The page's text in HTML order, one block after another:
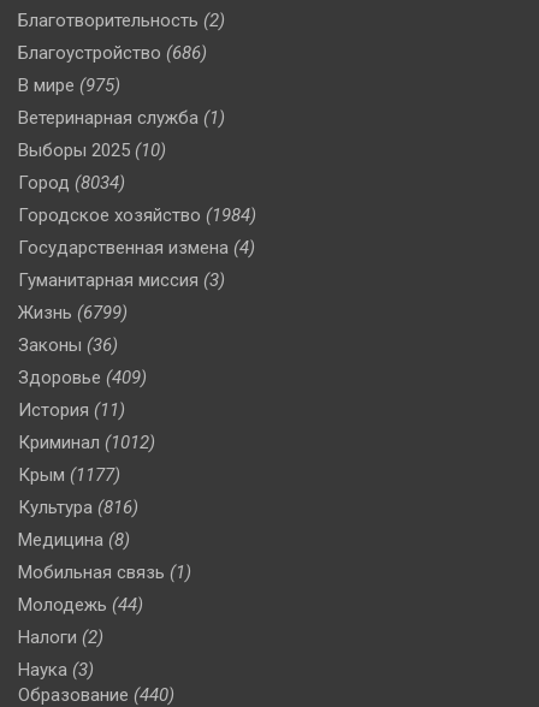
Благотворительность (2)
Благоустройство (686)
В мире (975)
Ветеринарная служба (1)
Выборы 2025 (10)
Город (8034)
Городское хозяйство (1984)
Государственная измена (4)
Гуманитарная миссия (3)
Жизнь (6799)
Законы (36)
Здоровье (409)
История (11)
Криминал (1012)
Крым (1177)
Культура (816)
Медицина (8)
Мобильная связь (1)
Молодежь (44)
Налоги (2)
Наука (3)
Образование (440)